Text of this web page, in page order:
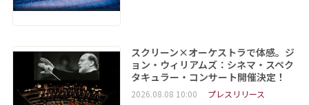
スクリーン×オーケストラで体感。ジ
ョン・ウィリアムズ：シネマ・スペク
タキュラー・コンサート開催決定！
2026.08.08 10:00 プレスリリース